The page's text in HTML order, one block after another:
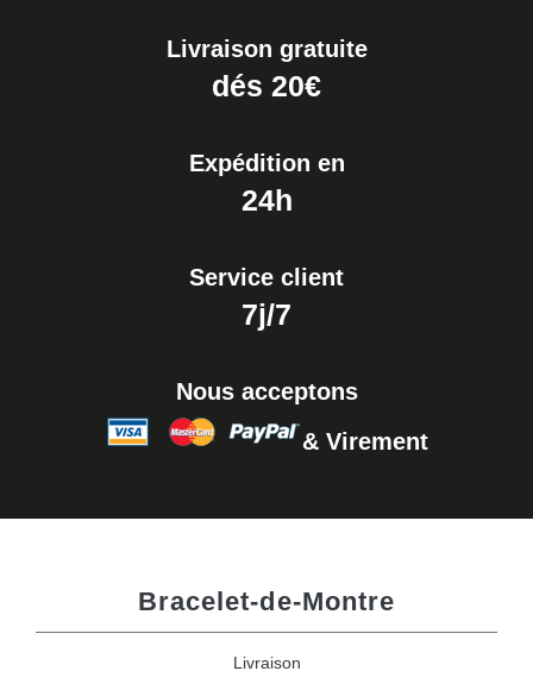
Livraison gratuite
dés 20€
Expédition en
24h
Service client
7j/7
Nous acceptons
& Virement
Bracelet-de-Montre
Livraison